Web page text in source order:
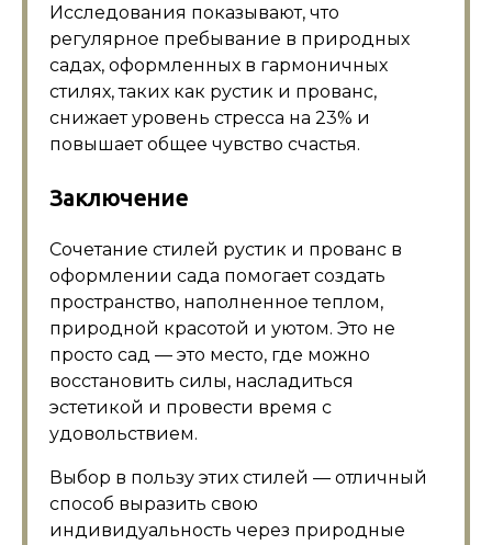
Исследования показывают, что
регулярное пребывание в природных
садах, оформленных в гармоничных
стилях, таких как рустик и прованс,
снижает уровень стресса на 23% и
повышает общее чувство счастья.
Заключение
Сочетание стилей рустик и прованс в
оформлении сада помогает создать
пространство, наполненное теплом,
природной красотой и уютом. Это не
просто сад — это место, где можно
восстановить силы, насладиться
эстетикой и провести время с
удовольствием.
Выбор в пользу этих стилей — отличный
способ выразить свою
индивидуальность через природные